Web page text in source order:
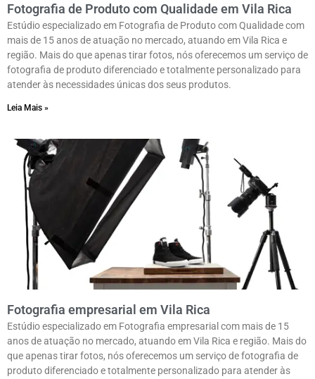
Fotografia de Produto com Qualidade em Vila Rica
Estúdio especializado em Fotografia de Produto com Qualidade com
mais de 15 anos de atuação no mercado, atuando em Vila Rica e
região. Mais do que apenas tirar fotos, nós oferecemos um serviço de
fotografia de produto diferenciado e totalmente personalizado para
atender às necessidades únicas dos seus produtos.
Leia Mais »
Fotografia empresarial em Vila Rica
Estúdio especializado em Fotografia empresarial com mais de 15
anos de atuação no mercado, atuando em Vila Rica e região. Mais do
que apenas tirar fotos, nós oferecemos um serviço de fotografia de
produto diferenciado e totalmente personalizado para atender às